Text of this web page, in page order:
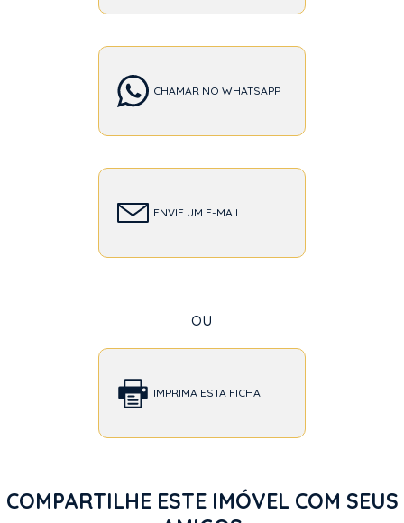
CHAMAR NO WHATSAPP
ENVIE UM E-MAIL
ou
IMPRIMA ESTA FICHA
COMPARTILHE ESTE IMÓVEL COM SEUS